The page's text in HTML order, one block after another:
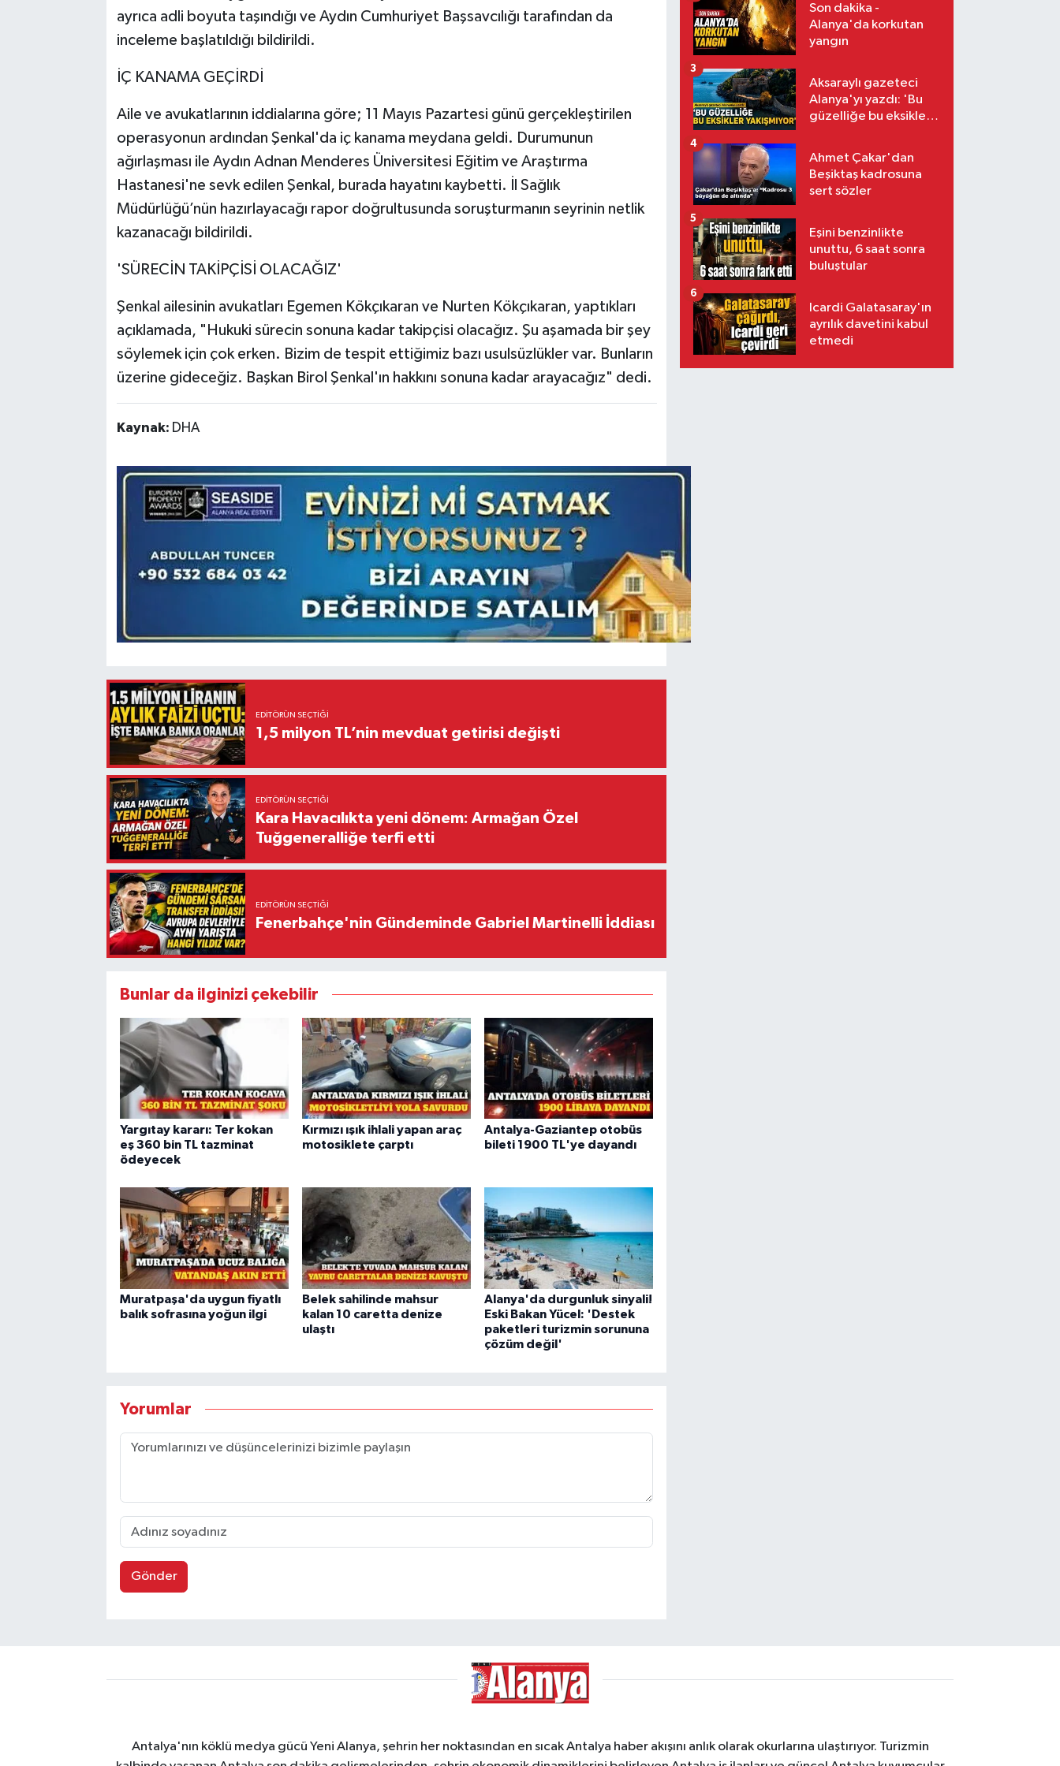
ayrıca adli boyuta taşındığı ve Aydın Cumhuriyet Başsavcılığı tarafından da
inceleme başlatıldığı bildirildi.
İÇ KANAMA GEÇİRDİ
Aile ve avukatlarının iddialarına göre; 11 Mayıs Pazartesi günü gerçekleştirilen
operasyonun ardından Şenkal'da iç kanama meydana geldi. Durumunun
ağırlaşması ile Aydın Adnan Menderes Üniversitesi Eğitim ve Araştırma
Hastanesi'ne sevk edilen Şenkal, burada hayatını kaybetti. İl Sağlık
Müdürlüğü’nün hazırlayacağı rapor doğrultusunda soruşturmanın seyrinin netlik
kazanacağı bildirildi.
'SÜRECİN TAKİPÇİSİ OLACAĞIZ'
Şenkal ailesinin avukatları Egemen Kökçıkaran ve Nurten Kökçıkaran, yaptıkları
açıklamada, "Hukuki sürecin sonuna kadar takipçisi olacağız. Şu aşamada bir şey
söylemek için çok erken. Bizim de tespit ettiğimiz bazı usulsüzlükler var. Bunların
üzerine gideceğiz. Başkan Birol Şenkal'ın hakkını sonuna kadar arayacağız" dedi.
Kaynak: DHA
EDITÖRÜN SEÇTIĞI
1,5 milyon TL’nin mevduat getirisi değişti
EDITÖRÜN SEÇTIĞI
Kara Havacılıkta yeni dönem: Armağan Özel
Tuğgeneralliğe terfi etti
EDITÖRÜN SEÇTIĞI
Fenerbahçe'nin Gündeminde Gabriel Martinelli İddiası
Bunlar da ilginizi çekebilir
Yargıtay kararı: Ter kokan
eş 360 bin TL tazminat
ödeyecek
Kırmızı ışık ihlali yapan araç
motosiklete çarptı
Antalya-Gaziantep otobüs
bileti 1900 TL'ye dayandı
Muratpaşa'da uygun fiyatlı
balık sofrasına yoğun ilgi
Belek sahilinde mahsur
kalan 10 caretta denize
ulaştı
Alanya'da durgunluk sinyali!
Eski Bakan Yücel: 'Destek
paketleri turizmin sorununa
çözüm değil'
Yorumlar
Gönder
Son dakika -
Alanya'da korkutan
yangın
Aksaraylı gazeteci
Alanya'yı yazdı: 'Bu
güzelliğe bu eksikler
3
Ahmet Çakar'dan
Beşiktaş kadrosuna
sert sözler
4
Eşini benzinlikte
unuttu, 6 saat sonra
buluştular
5
Icardi Galatasaray'ın
ayrılık davetini kabul
etmedi
6
Antalya'nın köklü medya gücü Yeni Alanya, şehrin her noktasından en sıcak Antalya haber akışını anlık olarak okurlarına ulaştırıyor. Turizmin